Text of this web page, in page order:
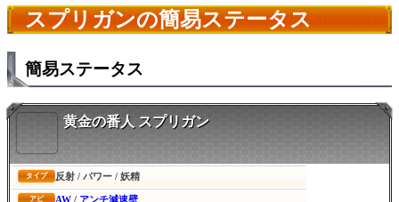
スプリガンの簡易ステータス
簡易ステータス
黄金の番人 スプリガン
タイプ 反射 / パワー / 妖精
アビ AW / アンチ減速壁